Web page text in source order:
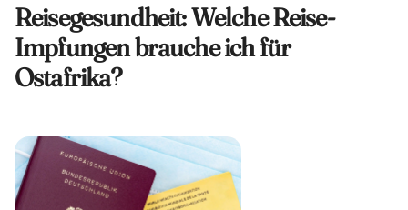
Reisegesundheit: Welche Reise-
Impfungen brauche ich für
Ostafrika?